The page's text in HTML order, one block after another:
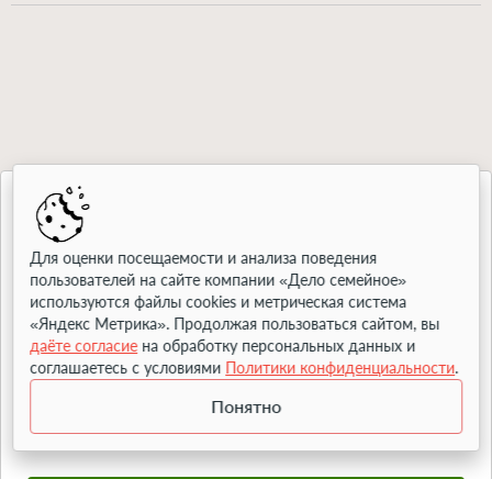
можно взыскать и после достижения ребёнком
Задайте вопрос юристу
Адвокат перезвонит и ответит на ваши вопросы
Ваше имя
Для оценки посещаемости и анализа поведения
пользователей на сайте компании «Дело семейное»
используются файлы cookies и метрическая система
«Яндекс Метрика». Продолжая пользоваться сайтом, вы
даёте согласиена обработку персональных данных и
соглашаетесь с условиями Политики конфиденциальности.
Понятно